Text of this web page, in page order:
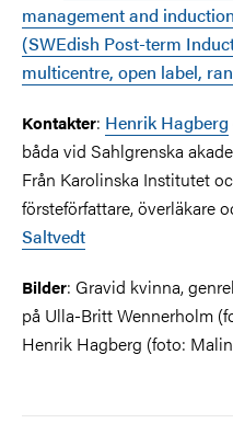
management and
(SWEdish Post-term
multicentre, open label,
Kontakter: Henrik Hagberg
båda vid Sahlgrenska
Från Karolinska Institutet
försteförfattare, överläkare
Saltvedt
Bilder: Gravid kvinna,
på Ulla-Britt Wennerholm
Henrik Hagberg (foto: